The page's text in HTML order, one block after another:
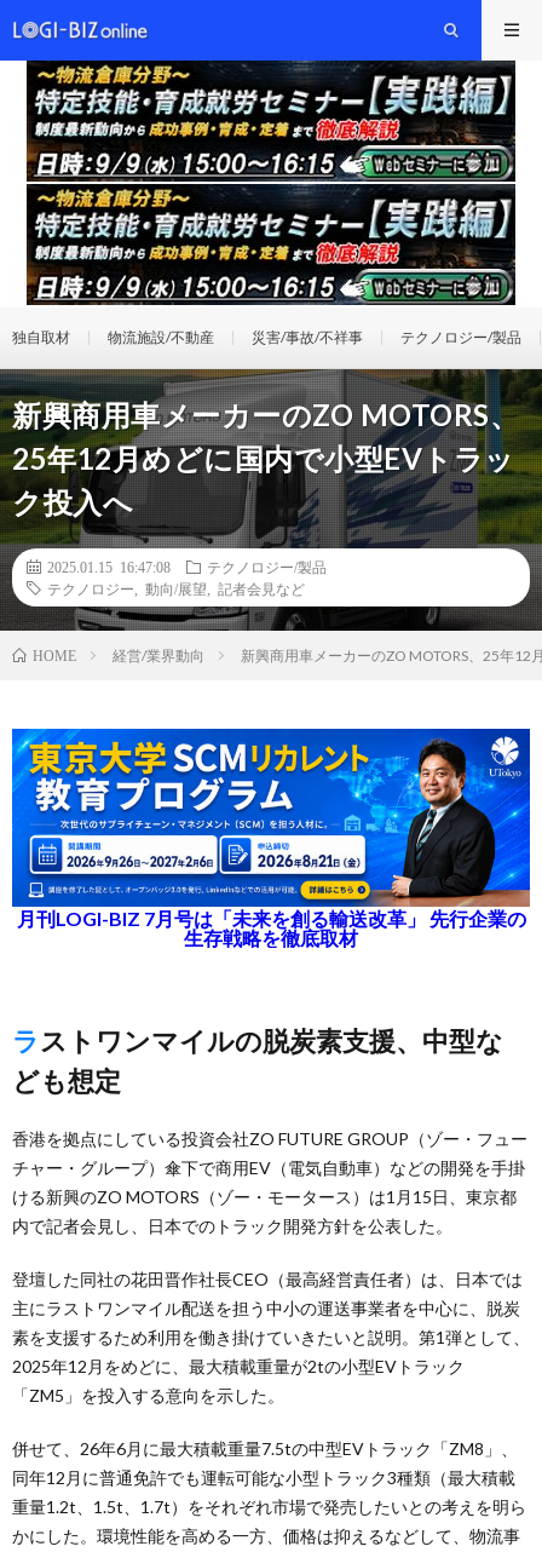
独自取材 物流施設/不動産 災害/事故/不祥事 テクノロジー/製品
新興商用車メーカーのZO MOTORS、
25年12月めどに国内で小型EVトラッ
ク投入へ
2025.01.15 16:47:08
テクノロジー/製品
テクノロジー
動向/展望 記者会見など
HOME 経営/業界動向 新興商用車メーカーのZO MOTORS、25年12
月刊LOGI-BIZ 7月号は「未来を創る輸送改革」 先行企業の
生存戦略を徹底取材
ラストワンマイルの脱炭素支援、中型な
ども想定
香港を拠点にしている投資会社ZO FUTURE GROUP（ゾー・フュー
チャー・グループ）傘下で商用EV（電気自動車）などの開発を手掛
ける新興のZO MOTORS（ゾー・モータース）は1月15日、東京都
内で記者会見し、日本でのトラック開発方針を公表した。
登壇した同社の花田晋作社長CEO（最高経営責任者）は、日本では
主にラストワンマイル配送を担う中小の運送事業者を中心に、脱炭
素を支援するため利用を働き掛けていきたいと説明。第1弾として、
2025年12月をめどに、最大積載重量が2tの小型EVトラック
「ZM5」を投入する意向を示した。
併せて、26年6月に最大積載重量7.5tの中型EVトラック「ZM8」、
同年12月に普通免許でも運転可能な小型トラック3種類（最大積載
重量1.2t、1.5t、1.7t）をそれぞれ市場で発売したいとの考えを明ら
かにした。環境性能を高める一方、価格は抑えるなどして、物流事